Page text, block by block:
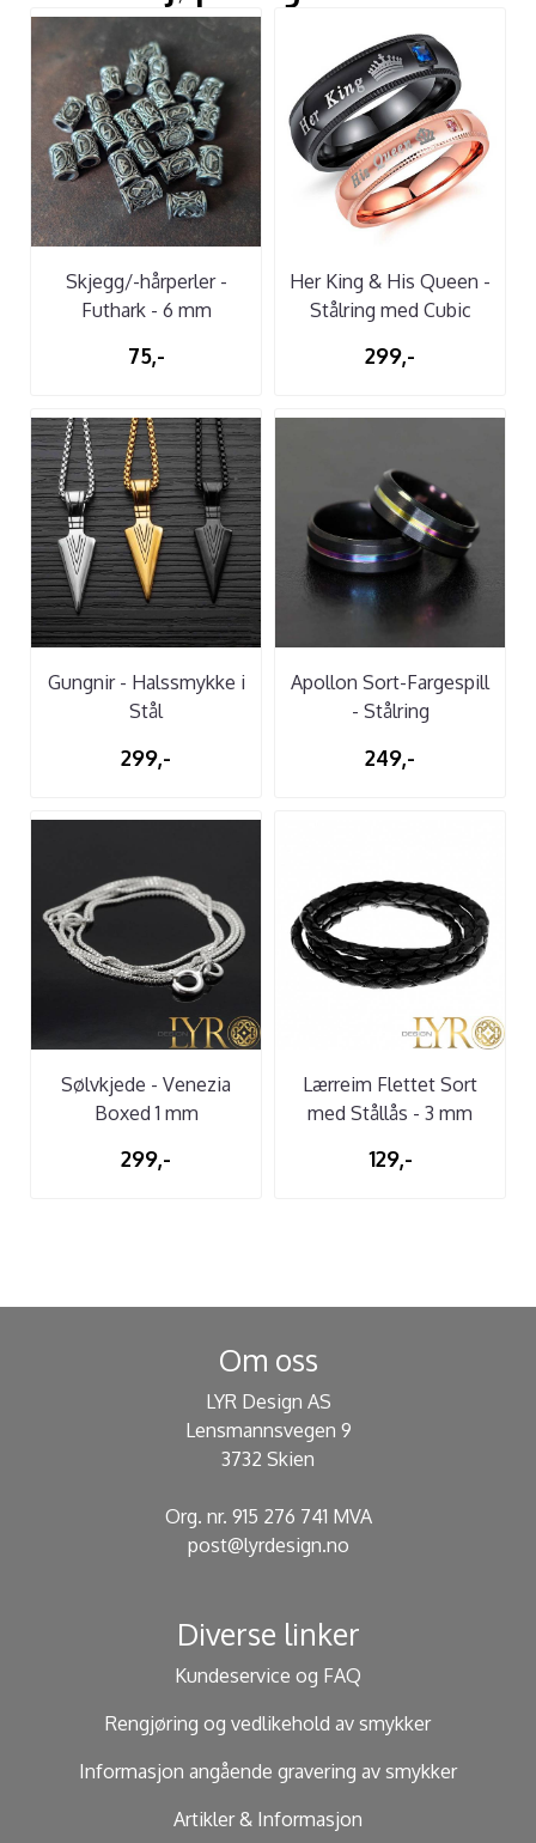
Skjegg/-hårperler -
Futhark - 6 mm
75,-
Her King & His Queen -
Stålring med Cubic
299,-
Gungnir - Halssmykke i
Stål
299,-
Apollon Sort-Fargespill
- Stålring
249,-
Sølvkjede - Venezia
Boxed 1 mm
299,-
Lærreim Flettet Sort
med Stållås - 3 mm
129,-
Om oss
LYR Design AS
Lensmannsvegen 9
3732 Skien
Org. nr. 915 276 741 MVA
post@lyrdesign.no
Diverse linker
Kundeservice og FAQ
Rengjøring og vedlikehold av smykker
Informasjon angående gravering av smykker
Artikler & Informasjon